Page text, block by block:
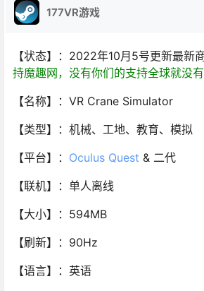
177VR游戏
【状态】：2022年10月5号更新最新
持魔趣网，没有你们的支持全球就没
【名称】：VR Crane Simulator
【类型】：机械、工地、教育、模拟
【平台】： Oculus Quest & 二代
【联机】：单人离线
【大小】：594MB
【刷新】：90Hz
【语言】：英语